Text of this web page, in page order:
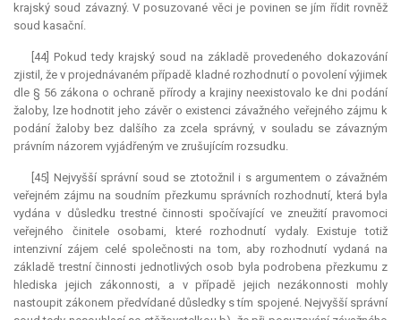
krajský soud závazný. V posuzované věci je povinen se jím řídit rovněž
soud kasační.
[44] Pokud tedy krajský soud na základě provedeného dokazování
zjistil, že v projednávaném případě kladné rozhodnutí o povolení výjimek
dle § 56 zákona o ochraně přírody a krajiny neexistovalo ke dni podání
žaloby, lze hodnotit jeho závěr o existenci závažného veřejného zájmu k
podání žaloby bez dalšího za zcela správný, v souladu se závazným
právním názorem vyjádřeným ve zrušujícím rozsudku.
[45] Nejvyšší správní soud se ztotožnil i s argumentem o závažném
veřejném zájmu na soudním přezkumu správních rozhodnutí, která byla
vydána v důsledku trestné činnosti spočívající ve zneužití pravomoci
veřejného činitele osobami, které rozhodnutí vydaly. Existuje totiž
intenzivní zájem celé společnosti na tom, aby rozhodnutí vydaná na
základě trestní činnosti jednotlivých osob byla podrobena přezkumu z
hlediska jejich zákonnosti, a v případě jejich nezákonnosti mohly
nastoupit zákonem předvídané důsledky s tím spojené. Nejvyšší správní